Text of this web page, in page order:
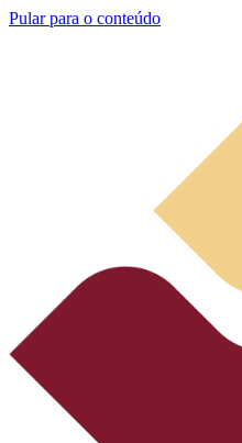
Pular para o conteúdo